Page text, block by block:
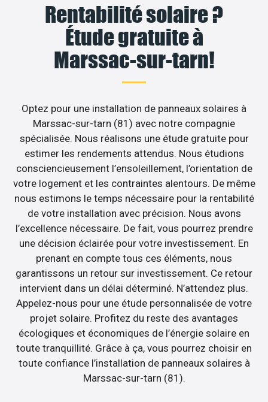
Rentabilité solaire ?
Étude gratuite à
Marssac-sur-tarn!
Optez pour une installation de panneaux solaires à
Marssac-sur-tarn (81) avec notre compagnie
spécialisée. Nous réalisons une étude gratuite pour
estimer les rendements attendus. Nous étudions
consciencieusement l’ensoleillement, l’orientation de
votre logement et les contraintes alentours. De même
nous estimons le temps nécessaire pour la rentabilité
de votre installation avec précision. Nous avons
l’excellence nécessaire. De fait, vous pourrez prendre
une décision éclairée pour votre investissement. En
prenant en compte tous ces éléments, nous
garantissons un retour sur investissement. Ce retour
intervient dans un délai déterminé. N’attendez plus.
Appelez-nous pour une étude personnalisée de votre
projet solaire. Profitez du reste des avantages
écologiques et économiques de l’énergie solaire en
toute tranquillité. Grâce à ça, vous pourrez choisir en
toute confiance l’installation de panneaux solaires à
Marssac-sur-tarn (81).